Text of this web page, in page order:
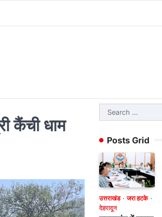
कैंची धाम
Search
for:
Posts Grid
उत्तराखंड
जरा हटके
देहरादून